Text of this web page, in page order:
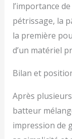
l’importance
pétrissage, la
la première
d’un matériel
Bilan et
Après
batteur
impression de